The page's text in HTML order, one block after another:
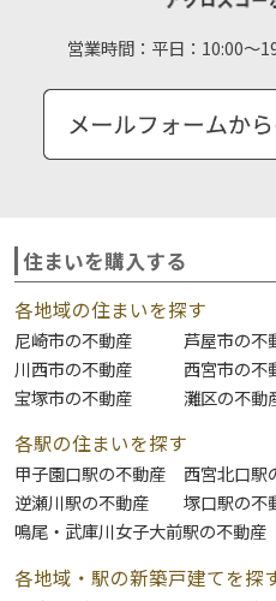
営業時間： 平日：10:00～
住まいを購入する
各地域の住まいを探す
尼崎市の不動産 芦屋市の不
川西市の不動産
西宮市の不
宝塚市の不動産
灘区の不動
各駅の住まいを探す
甲子園口駅の不動産 西宮北口駅
逆瀬川駅の不動産
塚口駅の不
鳴尾・武庫川女子大前駅の不動産
各地域・駅の新築戸建てを探